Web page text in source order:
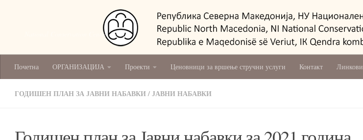
National Conservation Centre - Skopje
Почетна ОРГАНИЗАЦИЈА Проекти Ценовници за вршење стручни услуги Контакт Линкови
ГОДИШЕН ПЛАН ЗА ЈАВНИ НАБАВКИ/ЈАВНИ НАБАВКИ